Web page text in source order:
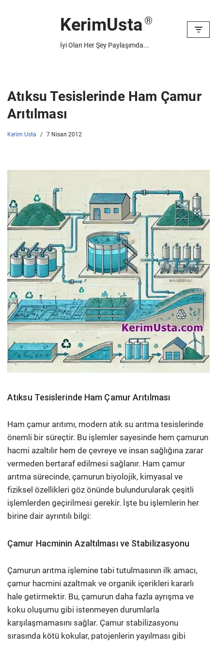
KerimUsta
İyi Olan Her Şey Paylaşımda...
Atıksu Tesislerinde Ham Çamur
Arıtılması
Kerim Usta 7 Nisan 2012
Atıksu Tesislerinde Ham Çamur Arıtılması
Ham çamur arıtımı, modern atık su arıtma tesislerinde
önemli bir süreçtir. Bu işlemler sayesinde hem çamurun
hacmi azaltılır hem de çevreye ve insan sağlığına zarar
vermeden bertaraf edilmesi sağlanır. Ham çamur
arıtma sürecinde, çamurun biyolojik, kimyasal ve
fiziksel özellikleri göz önünde bulundurularak çeşitli
işlemlerden geçirilmesi gerekir. İşte bu işlemlerin her
birine dair ayrıntılı bilgi:
Çamur Hacminin Azaltılması ve Stabilizasyonu
Çamurun arıtma işlemine tabi tutulmasının ilk amacı,
çamur hacmini azaltmak ve organik içerikleri kararlı
hale getirmektir. Bu, çamurun daha fazla ayrışma ve
koku oluşumu gibi istenmeyen durumlarla
karşılaşmamasını sağlar. Çamur stabilizasyonu
sırasında kötü kokular, patojenlerin yayılması gibi